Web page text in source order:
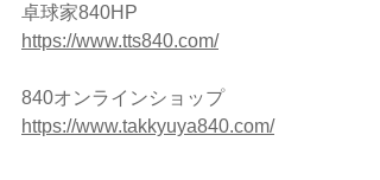
卓球家840HP
https://www.tts840.com/
840オンラインショップ
https://www.takkyuya840.com/